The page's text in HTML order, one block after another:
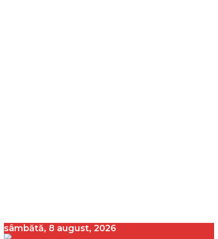
sâmbătă, 8 august, 2026